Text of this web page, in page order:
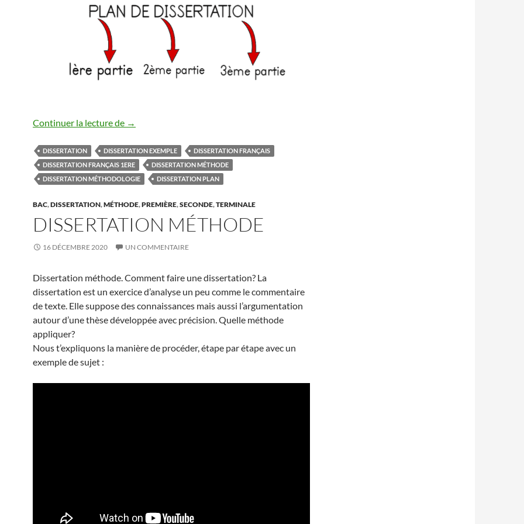
Continuer la lecture de DISSERTATION PLAN
→
DISSERTATION DISSERTATION EXEMPLE
DISSERTATION FRANÇAIS
DISSERTATION FRANÇAIS 1ERE
DISSERTATION MÉTHODE
DISSERTATION MÉTHODOLOGIE
DISSERTATION PLAN
BAC,DISSERTATION,MÉTHODE,PREMIÈRE,SECONDE,TERMINALE
DISSERTATION MÉTHODE
16 DÉCEMBRE 2020 UN COMMENTAIRE
Dissertation méthode. Comment faire une dissertation? La
dissertation est un exercice d’analyse un peu comme le commentaire
de texte. Elle suppose des connaissances mais aussi l’argumentation
autour d’une thèse développée avec précision. Quelle méthode
appliquer?
Nous t’expliquons la manière de procéder, étape par étape avec un
exemple de sujet :